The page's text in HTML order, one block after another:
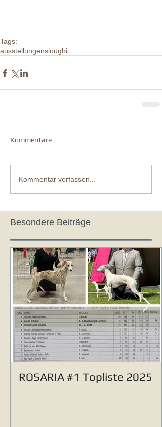
Tags:
ausstellungensloughi
Kommentare
Kommentar verfassen...
Besondere Beiträge
ROSARIA #1 Topliste 2025